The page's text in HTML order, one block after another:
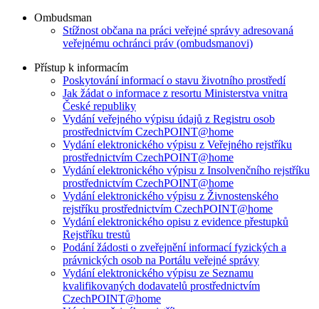
Ombudsman
Stížnost občana na práci veřejné správy adresovaná
veřejnému ochránci práv (ombudsmanovi)
Přístup k informacím
Poskytování informací o stavu životního prostředí
Jak žádat o informace z resortu Ministerstva vnitra
České republiky
Vydání veřejného výpisu údajů z Registru osob
prostřednictvím CzechPOINT@home
Vydání elektronického výpisu z Veřejného rejstříku
prostřednictvím CzechPOINT@home
Vydání elektronického výpisu z Insolvenčního rejstříku
prostřednictvím CzechPOINT@home
Vydání elektronického výpisu z Živnostenského
rejstříku prostřednictvím CzechPOINT@home
Vydání elektronického opisu z evidence přestupků
Rejstříku trestů
Podání žádosti o zveřejnění informací fyzických a
právnických osob na Portálu veřejné správy
Vydání elektronického výpisu ze Seznamu
kvalifikovaných dodavatelů prostřednictvím
CzechPOINT@home